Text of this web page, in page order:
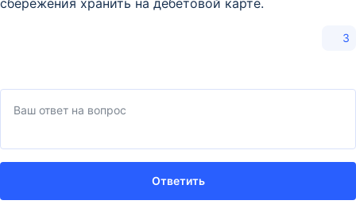
сбережения хранить на дебетовой карте.
3
Ответить